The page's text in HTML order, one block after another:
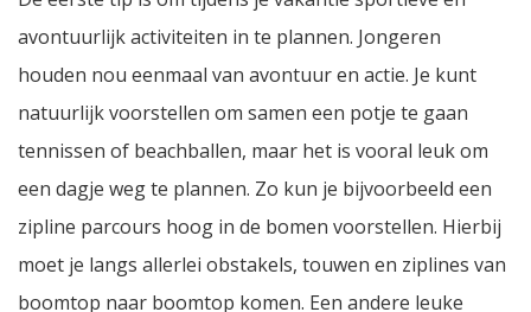
avontuurlijk activiteiten in te plannen. Jongeren
houden nou eenmaal van avontuur en actie. Je kunt
natuurlijk voorstellen om samen een potje te gaan
tennissen of beachballen, maar het is vooral leuk om
een dagje weg te plannen. Zo kun je bijvoorbeeld een
zipline parcours hoog in de bomen voorstellen. Hierbij
moet je langs allerlei obstakels, touwen en ziplines van
boomtop naar boomtop komen. Een andere leuke